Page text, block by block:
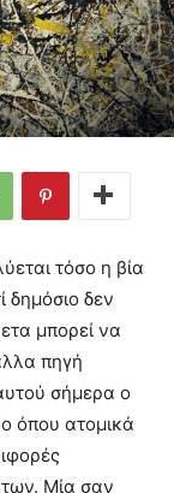
τόσο η βία
δημόσιο δεν
μπορεί να
πηγή
σήμερα ο
όπου ατομικά
Μία σαν